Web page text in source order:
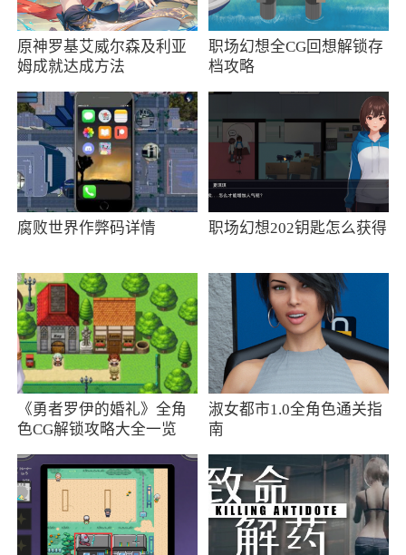
1、可爱画风：游戏采用了可爱的卡通画风，
角色和场景设计都非常吸引人
择不同的角色进行冒险，这种多样性为游戏增加
了更多的可玩性和挑战性
3、关卡设计非常出色，每个关卡都有独特的
场景和挑战
纠结
小编评价
1、这种手势操作方式更加自然和直观，使得
玩家能够更加轻松地掌握游戏操作技巧，同时也
增加了游戏的互动性和趣味性
2、色彩搭配看着舒服，颜色的视觉冲击挺好
的，玩法还可以再多样化一些
更新日志
原神罗基艾威尔森及利亚
姆成就达成方法
职场幻想全CG回想解锁存
档攻略
腐败世界作弊码详情 职场幻想202钥匙怎么获得
《勇者罗伊的婚礼》全角
色CG解锁攻略大全一览
淑女都市1.0全角色通关指
南